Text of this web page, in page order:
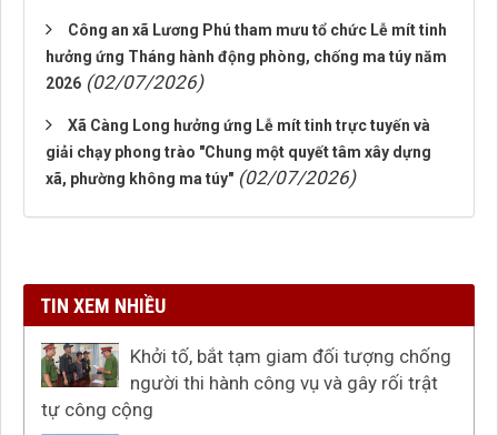
Công an xã Lương Phú tham mưu tổ chức Lễ mít tinh
hưởng ứng Tháng hành động phòng, chống ma túy năm
2026 (02/07/2026)
Xã Càng Long hưởng ứng Lễ mít tinh trực tuyến và
giải chạy phong trào "Chung một quyết tâm xây dựng
xã, phường không ma túy" (02/07/2026)
TIN XEM NHIỀU
Khởi tố, bắt tạm giam đối tượng chống
người thi hành công vụ và gây rối trật
tự công cộng